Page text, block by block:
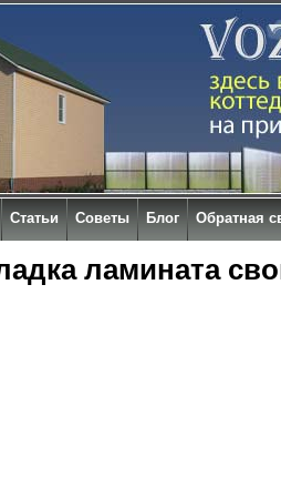
ламината
Статьи Советы Блог Обратная